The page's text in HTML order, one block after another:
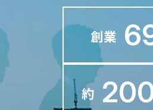
創業
約